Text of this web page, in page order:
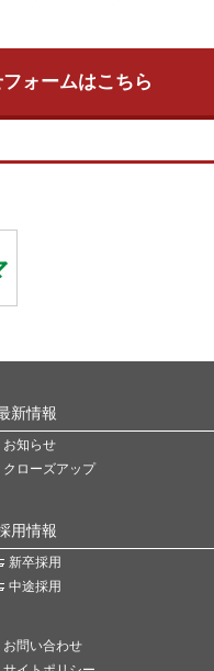
ォームはこちら
新情報
お知らせ
クローズアップ
用情報
新卒採用
中途採用
お問い合わせ